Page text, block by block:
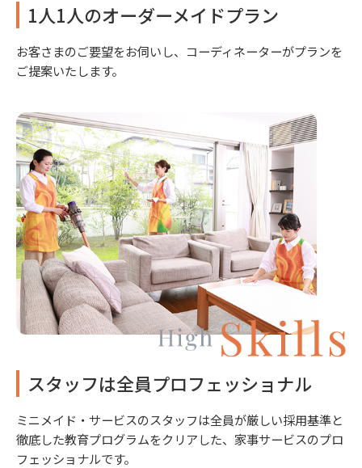
1人1人のオーダーメイドプラン
お客さまのご要望をお伺いし、コーディネーターがプランを
ご提案いたします。
スタッフは全員プロフェッショナル
ミニメイド・サービスのスタッフは全員が厳しい採用基準と
徹底した教育プログラムをクリアした、家事サービスのプロ
フェッショナルです。